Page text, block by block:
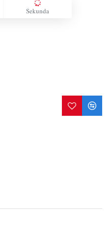
Sekunda